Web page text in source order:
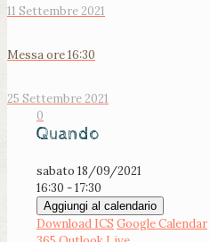
11 Settembre 2021
Messa ore 16:30
25 Settembre 2021
0
Quando
sabato 18/09/2021
16:30 - 17:30
Aggiungi al calendario
Download ICS Google Calendar